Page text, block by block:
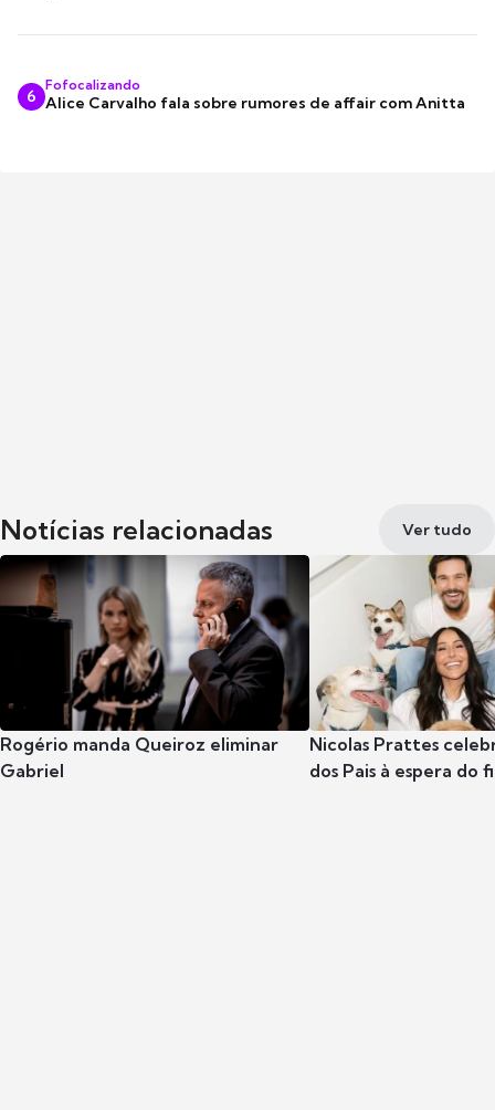
6
Fofocalizando
Alice Carvalho fala sobre rumores de affair com Anitta
Notícias relacionadas Ver tudo
Rogério manda Queiroz eliminar
Gabriel
Nicolas Prattes
dos Pais à espera do